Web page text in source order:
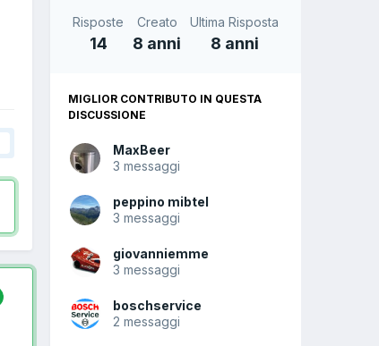
Risposte
14
Creato
8 anni
Ultima Risposta
8 anni
MIGLIOR CONTRIBUTO IN QUESTA
DISCUSSIONE
MaxBeer
3 messaggi
peppino mibtel
3 messaggi
giovanniemme
3 messaggi
boschservice
2 messaggi